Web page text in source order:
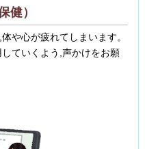
健）
や心が疲れてしまいます。
ていくよう,声かけをお願